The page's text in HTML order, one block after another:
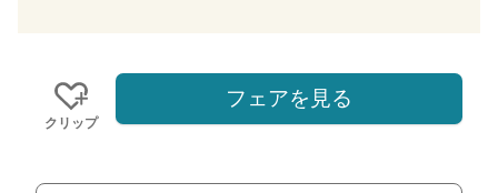
クリップ
フェアを見る